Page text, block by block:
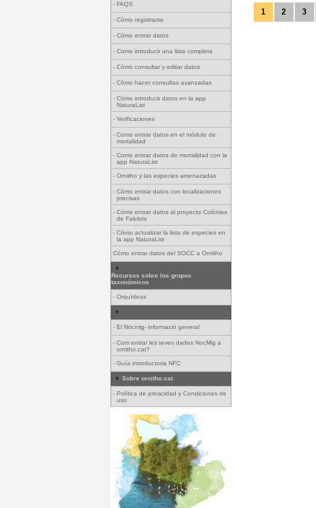
- FAQS
- Cómo registrarse
- Cómo entrar datos
- Como introducir una lista completa
- Cómo consultar y editar datos
- Cómo hacer consultas avanzadas
- Cómo introducir datos en la app
NaturaList
- Verificaciones
- Como entrar datos en el módulo de
mortalidad
- Como entrar datos de mortalidad con la
app NaturaList
- Ornitho y las especies amenazadas
- Cómo entrar datos con localizaciones
precisas
- Cómo entrar datos al proyecto Colònies
de Falciots
- Cómo actualizar la lista de especies en
la app NaturaList
Cómo entrar datos del SOCC a Ornitho
Recursos sobre los grupos
taxonómicos
- Orquídeas
- El Nocmig- informació general
- Com entrar les teves dades NocMig a
ornitho.cat?
- Guía introductoria NFC
Sobre ornitho.cat
- Política de privacidad y Condiciones de
uso
1 2 3